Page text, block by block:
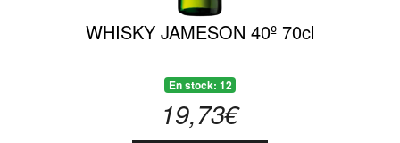
WHISKY JAMESON 40º 70cl
En stock: 12
19,73€